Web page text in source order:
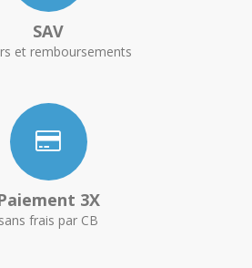
SAV
et remboursements
3X
sans frais par CB